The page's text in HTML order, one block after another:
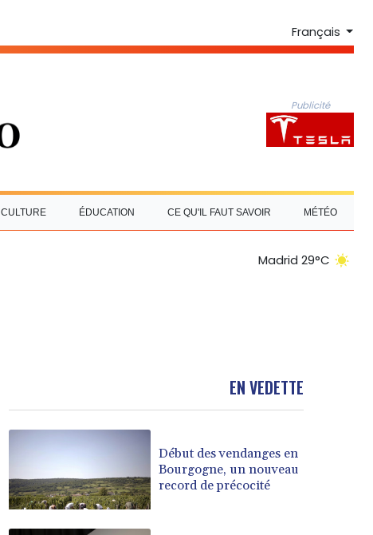
Français
Publicité
CULTURE ÉDUCATION CE QU'IL FAUT SAVOIR MÉTÉO
Madrid 29°C
EN VEDETTE
Début des vendanges en
Bourgogne, un nouveau
record de précocité